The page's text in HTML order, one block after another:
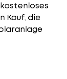
Kauf, die